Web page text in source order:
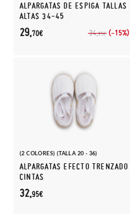
ALPARGATAS DE ESPIGA TALLAS
ALTAS 34-45
34,95€ (-15%)
29,70€
(2 COLORES) (TALLA 20 - 36)
ALPARGATAS EFECTO TRENZADO
CINTAS
32,95€